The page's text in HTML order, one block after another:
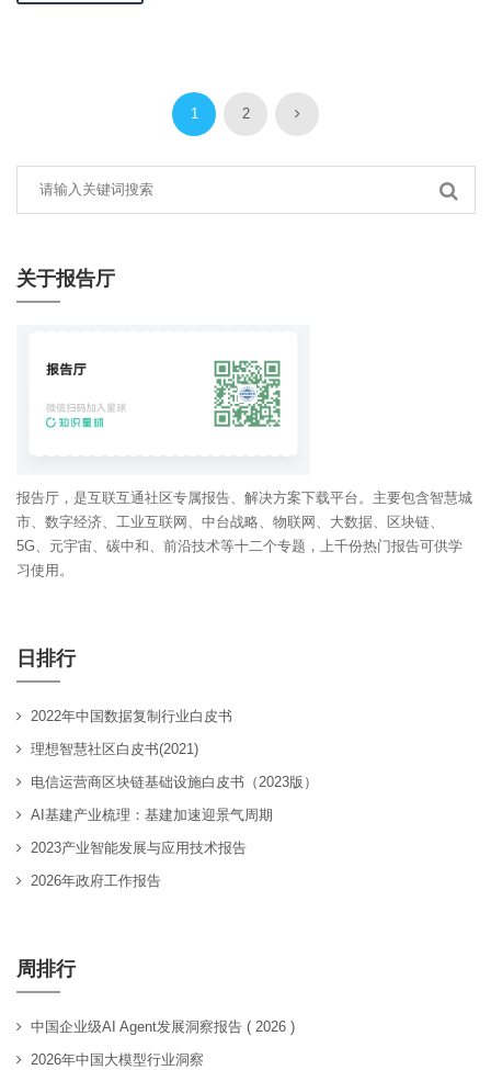
1 2
关于报告厅
报告厅，是互联互通社区专属报告、解决方案下载平台。主要包含智慧城
市、数字经济、工业互联网、中台战略、物联网、大数据、区块链、
5G、元宇宙、碳中和、前沿技术等十二个专题，上千份热门报告可供学
习使用。
日排行
2022年中国数据复制行业白皮书
理想智慧社区白皮书(2021)
电信运营商区块链基础设施白皮书（2023版）
AI基建产业梳理：基建加速迎景气周期
2023产业智能发展与应用技术报告
2026年政府工作报告
周排行
中国企业级AI Agent发展洞察报告 ( 2026 )
2026年中国大模型行业洞察